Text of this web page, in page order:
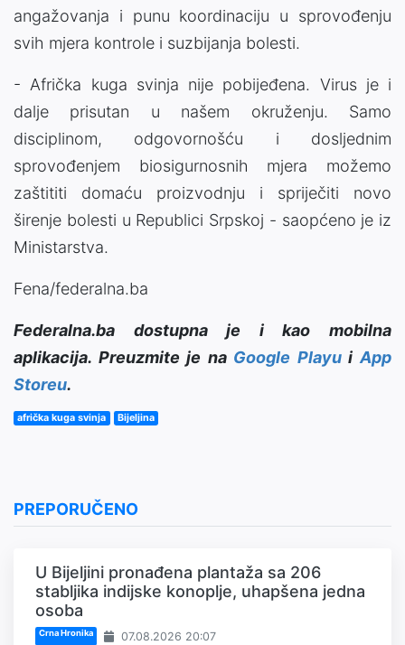
angažovanja i punu koordinaciju u sprovođenju
svih mjera kontrole i suzbijanja bolesti.
- Afrička kuga svinja nije pobijeđena. Virus je i
dalje prisutan u našem okruženju. Samo
disciplinom, odgovornošću i dosljednim
sprovođenjem biosigurnosnih mjera možemo
zaštititi domaću proizvodnju i spriječiti novo
širenje bolesti u Republici Srpskoj - saopćeno je iz
Ministarstva.
Fena/federalna.ba
Federalna.ba dostupna je i kao mobilna
aplikacija. Preuzmite je na Google PlayuiApp
Storeu.
afrička kuga svinja Bijeljina
PREPORUČENO
U Bijeljini pronađena plantaža sa 206
stabljika indijske konoplje, uhapšena jedna
osoba
Crna Hronika 07.08.2026 20:07